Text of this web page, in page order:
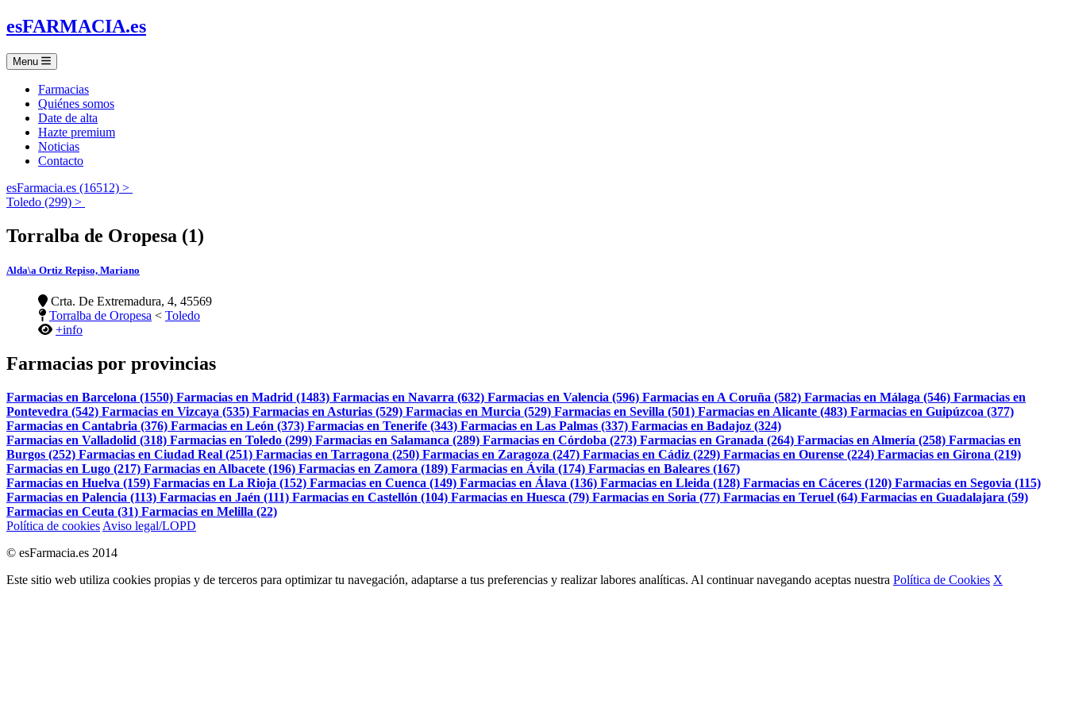
esFARMACIA.es
Menu
Farmacias
Quiénes somos
Date de alta
Hazte premium
Noticias
Contacto
esFarmacia.es (16512) >
Toledo (299) >
Torralba de Oropesa (1)
Alda\a Ortiz Repiso, Mariano
Crta. De Extremadura, 4, 45569
Torralba de Oropesa < Toledo
+info
Farmacias por provincias
Farmacias en Barcelona (1550) Farmacias en Madrid (1483) Farmacias en Navarra (632) Farmacias en Valencia (596) Farmacias en A Coruña (582) Farmacias en Málaga (546) Farmacias en
Pontevedra (542) Farmacias en Vizcaya (535) Farmacias en Asturias (529) Farmacias en Murcia (529) Farmacias en Sevilla (501) Farmacias en Alicante (483) Farmacias en Guipúzcoa (377)
Farmacias en Cantabria (376) Farmacias en León (373) Farmacias en Tenerife (343) Farmacias en Las Palmas (337) Farmacias en Badajoz (324)
Farmacias en Valladolid (318) Farmacias en Toledo (299) Farmacias en Salamanca (289) Farmacias en Córdoba (273) Farmacias en Granada (264) Farmacias en Almería (258) Farmacias en
Burgos (252) Farmacias en Ciudad Real (251) Farmacias en Tarragona (250) Farmacias en Zaragoza (247) Farmacias en Cádiz (229) Farmacias en Ourense (224) Farmacias en Girona (219)
Farmacias en Lugo (217) Farmacias en Albacete (196) Farmacias en Zamora (189) Farmacias en Ávila (174) Farmacias en Baleares (167)
Farmacias en Huelva (159) Farmacias en La Rioja (152) Farmacias en Cuenca (149) Farmacias en Álava (136) Farmacias en Lleida (128) Farmacias en Cáceres (120) Farmacias en Segovia (115)
Farmacias en Palencia (113) Farmacias en Jaén (111) Farmacias en Castellón (104) Farmacias en Huesca (79) Farmacias en Soria (77) Farmacias en Teruel (64) Farmacias en Guadalajara (59)
Farmacias en Ceuta (31) Farmacias en Melilla (22)
Política de cookies Aviso legal/LOPD
© esFarmacia.es 2014
Este sitio web utiliza cookies propias y de terceros para optimizar tu navegación, adaptarse a tus preferencias y realizar labores analíticas. Al continuar navegando aceptas nuestra Política de Cookies X